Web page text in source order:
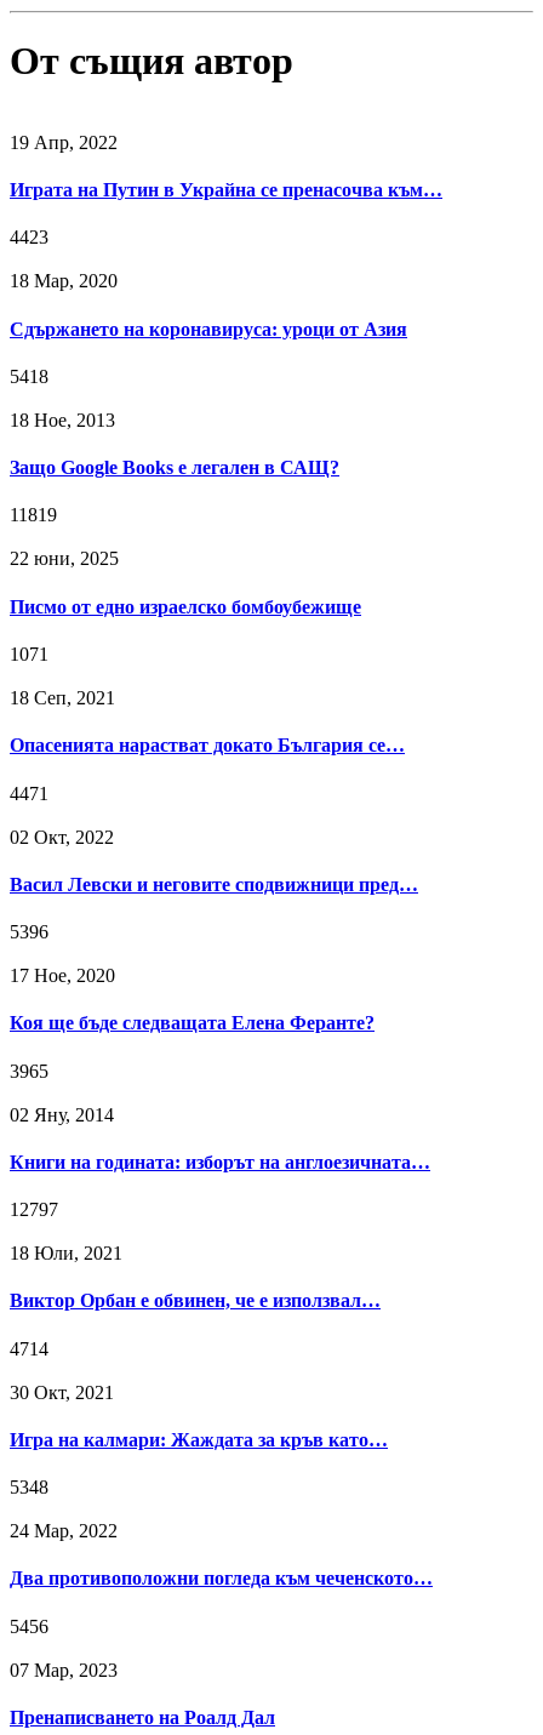
От същия автор
19 Апр, 2022
Играта на Путин в Украйна се пренасочва към…
4423
18 Мар, 2020
Сдържането на коронавируса: уроци от Азия
5418
18 Ное, 2013
Защо Google Books е легален в САЩ?
11819
22 юни, 2025
Писмо от едно израелско бомбоубежище
1071
18 Сeп, 2021
Опасенията нарастват докато България се…
4471
02 Окт, 2022
Васил Левски и неговите сподвижници пред…
5396
17 Ное, 2020
Коя ще бъде следващата Елена Феранте?
3965
02 Яну, 2014
Книги на годината: изборът на англоезичната…
12797
18 Юли, 2021
Виктор Орбан е обвинен, че е използвал…
4714
30 Окт, 2021
Игра на калмари: Жаждата за кръв като…
5348
24 Мар, 2022
Два противоположни погледа към чеченското…
5456
07 Мар, 2023
Пренаписването на Роалд Дал